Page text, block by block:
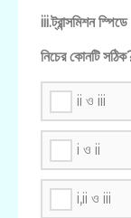
iii.ট্রান্সমিশন স্পিডে
নিচের কোনটি
ii ও iii
i ও ii
i,ii ও iii